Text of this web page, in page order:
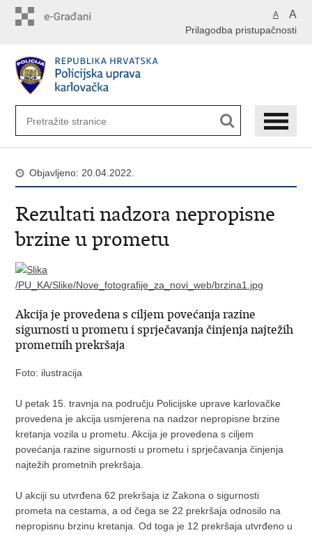
A A
Prilagodba pristupačnosti
Objavljeno: 20.04.2022.
Rezultati nadzora nepropisne
brzine u prometu
Akcija je provedena s ciljem povećanja razine
sigurnosti u prometu i sprječavanja činjenja najtežih
prometnih prekršaja
Foto: ilustracija
U petak 15. travnja na području Policijske uprave karlovačke
provedena je akcija usmjerena na nadzor nepropisne brzine
kretanja vozila u prometu. Akcija je provedena s ciljem
povećanja razine sigurnosti u prometu i sprječavanja činjenja
najtežih prometnih prekršaja.
U akciji su utvrđena 62 prekršaja iz Zakona o sigurnosti
prometa na cestama, a od čega se 22 prekršaja odnosilo na
nepropisnu brzinu kretanja. Od toga je 12 prekršaja utvrđeno u